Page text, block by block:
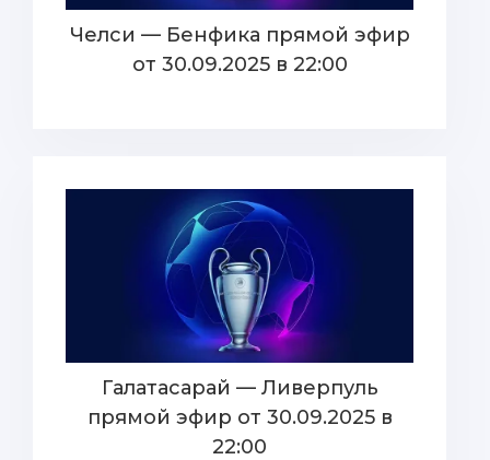
Челси — Бенфика прямой эфир
от 30.09.2025 в 22:00
Галатасарай — Ливерпуль
прямой эфир от 30.09.2025 в
22:00